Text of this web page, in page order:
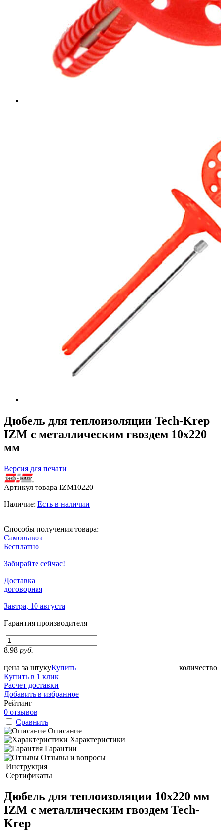
Дюбель для теплоизоляции Tech-Krep
IZМ с металлическим гвоздем 10х220
мм
Версия для печати
Артикул товара IZM10220
Наличие: Есть в наличии
Способы получения товара:
Самовывоз
Бесплатно
Забирайте сейчас!
Доставка
договорная
Завтра, 10 августа
Гарантия производителя
8.98 руб.
цена за штуку количество
Купить
Купить в 1 клик
Расчет доставки
Добавить в избранное
Рейтинг
0 отзывов
Сравнить
Описание
Характеристики
Гарантии
Отзывы и вопросы
Инструкция
Сертификаты
Дюбель для теплоизоляции 10х220 мм
IZМ с металлическим гвоздем Tech-
Krep